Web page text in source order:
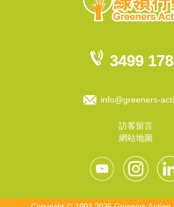
3499
info@greeners-
訪客留言
網站地圖